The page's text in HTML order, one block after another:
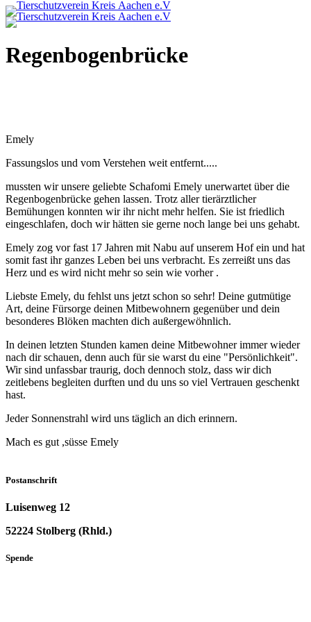
Regenbogenbrücke
Emely
Fassungslos und vom Verstehen weit entfernt.....
mussten wir unsere geliebte Schafomi Emely unerwartet über die
Regenbogenbrücke gehen lassen. Trotz aller tierärztlicher
Bemühungen konnten wir ihr nicht mehr helfen. Sie ist friedlich
eingeschlafen, doch wir hätten sie gerne noch lange bei uns gehabt.
Emely zog vor fast 17 Jahren mit Nabu auf unserem Hof ein und hat
somit fast ihr ganzes Leben bei uns verbracht. Es zerreißt uns das
Herz und es wird nicht mehr so sein wie vorher .
Liebste Emely, du fehlst uns jetzt schon so sehr! Deine gutmütige
Art, deine Fürsorge deinen Mitbewohnern gegenüber und dein
besonderes Blöken machten dich außergewöhnlich.
In deinen letzten Stunden kamen deine Mitbewohner immer wieder
nach dir schauen, denn auch für sie warst du eine "Persönlichkeit".
Wir sind unfassbar traurig, doch dennoch stolz, dass wir dich
zeitlebens begleiten durften und du uns so viel Vertrauen geschenkt
hast.
Jeder Sonnenstrahl wird uns täglich an dich erinnern.
Mach es gut ,süsse Emely
Postanschrift
Luisenweg 12
52224 Stolberg (Rhld.) ​
Spende